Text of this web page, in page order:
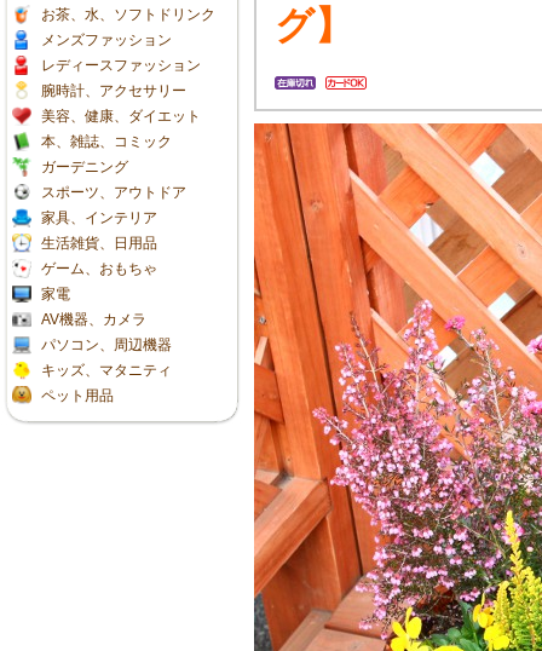
お茶、水、ソフトドリンク
メンズファッション
レディースファッション
腕時計、アクセサリー
美容、健康、ダイエット
本、雑誌、コミック
ガーデニング
スポーツ、アウトドア
家具、インテリア
生活雑貨、日用品
ゲーム、おもちゃ
家電
AV機器、カメラ
パソコン、周辺機器
キッズ、マタニティ
ペット用品
グ】